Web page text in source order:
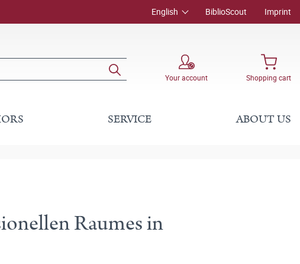
English BiblioScout Imprint
Your account Shopping cart
SERVICE ABOUT US
Raumes in